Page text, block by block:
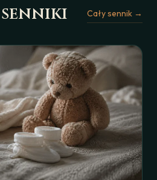
Cały sennik →